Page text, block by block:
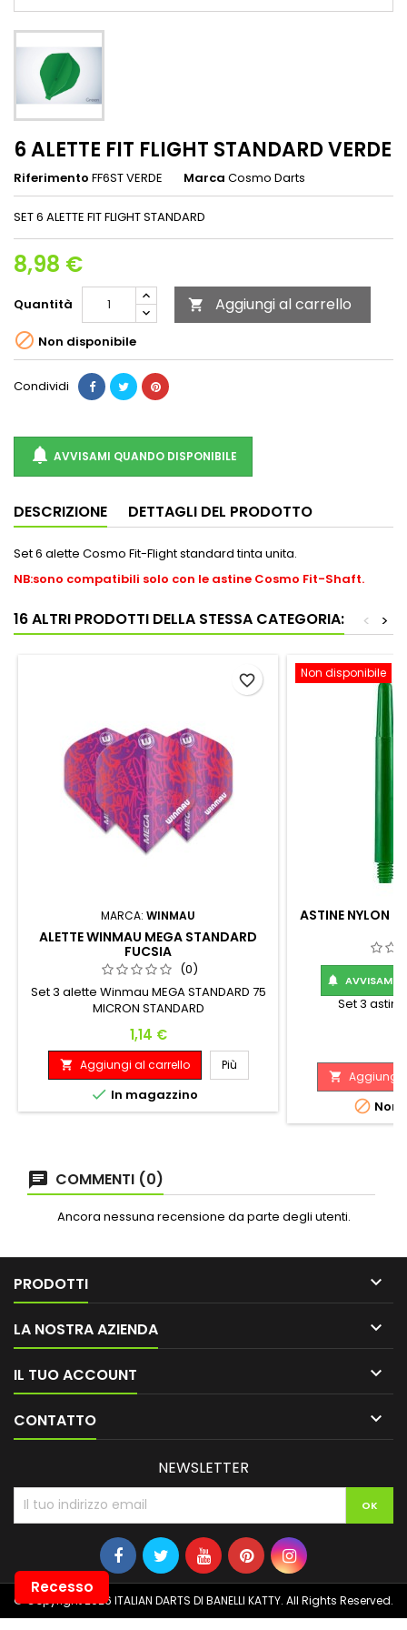
6 ALETTE FIT FLIGHT STANDARD VERDE
Riferimento FF6ST VERDE Marca Cosmo Darts
SET 6 ALETTE FIT FLIGHT STANDARD
8,98 €
Quantità  Aggiungi al carrello
 Non disponibile
Condividi
 AVVISAMI QUANDO DISPONIBILE
DESCRIZIONE DETTAGLI DEL PRODOTTO
Set 6 alette Cosmo Fit-Flight standard tinta unita.
NB:sono compatibili solo con le astine Cosmo Fit-Shaft.
16 ALTRI PRODOTTI DELLA STESSA CATEGORIA: >
<
MARCA: WINMAU
ALETTE WINMAU MEGA STANDARD
FUCSIA
(0)
Set 3 alette Winmau MEGA STANDARD 75
MICRON STANDARD
Prezzo
1,14 €
 Aggiungi al carrello Più
 In magazzino
favorite_border Non disponibile
ASTINE NYLON
 AVVISAMI
Set 3
 Aggiungi
 Non
COMMENTI (0)
Ancora nessuna recensione da parte degli utenti.
PRODOTTI 
LA NOSTRA AZIENDA 
IL TUO ACCOUNT 
CONTATTO 
NEWSLETTER
© Copyright 2026 ITALIAN DARTS DI BANELLI KATTY. All Rights Reserved.
Recesso